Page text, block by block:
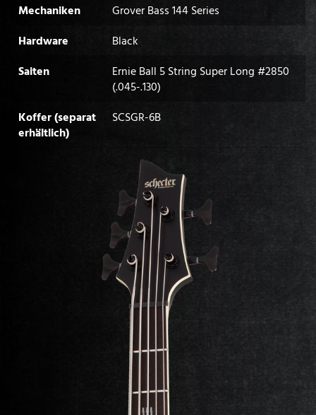
Mechaniken
Grover Bass 144 Series
Hardware
Black
Saiten
Ernie Ball 5 String Super Long #2850
(.045-.130)
Koffer (separat
erhältlich)
SCSGR-6B